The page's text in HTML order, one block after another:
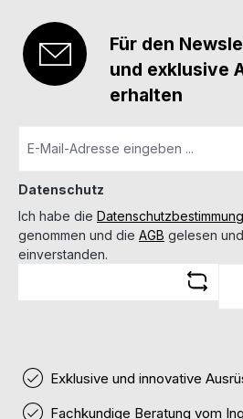
Für den
und exklusive
erhalten
Datenschutz
Ich habe die
genommen und die AGB gelesen
einverstanden.
Exklusive und innovative
Fachkundige Beratung vom